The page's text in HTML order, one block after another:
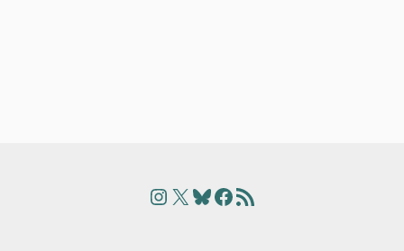
Instagram
X Bluesky
Facebook
Articles